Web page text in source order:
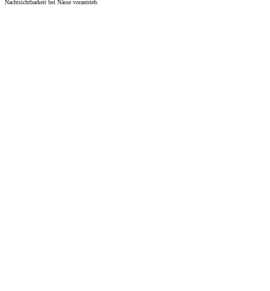
Nachtsichtbarkeit bei Nässe vorantrieb.